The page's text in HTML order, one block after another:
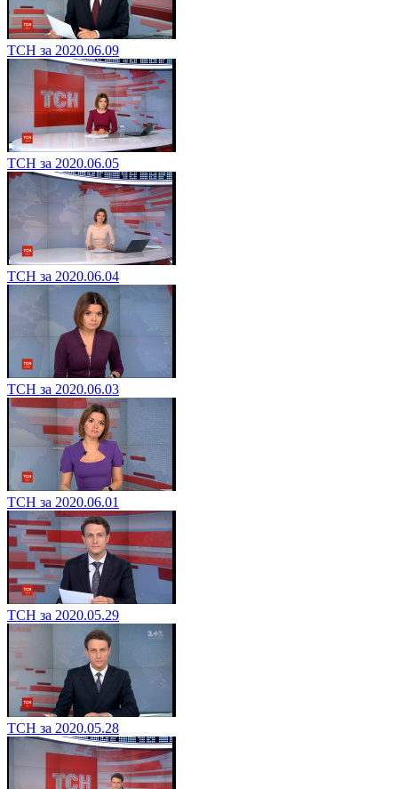
ТСН за 2020.06.09
ТСН за 2020.06.05
ТСН за 2020.06.04
ТСН за 2020.06.03
ТСН за 2020.06.01
ТСН за 2020.05.29
ТСН за 2020.05.28